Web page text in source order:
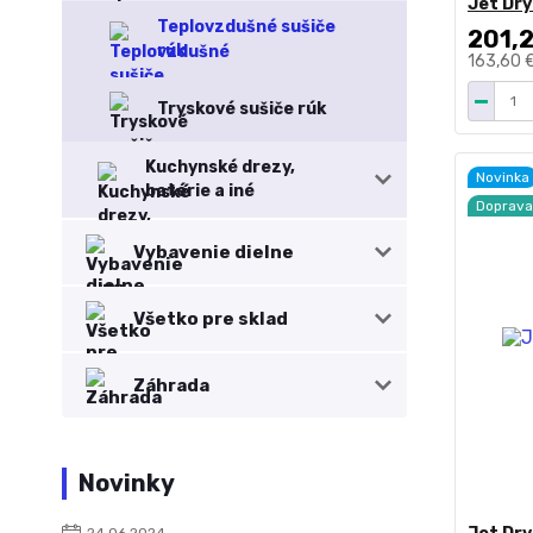
Teplovzdušné sušiče
rúk
Tryskové sušiče rúk
Kuchynské drezy,
batérie a iné
Vybavenie dielne
Všetko pre sklad
Záhrada
Novinky
Jet
163,60
Novinka
Doprava